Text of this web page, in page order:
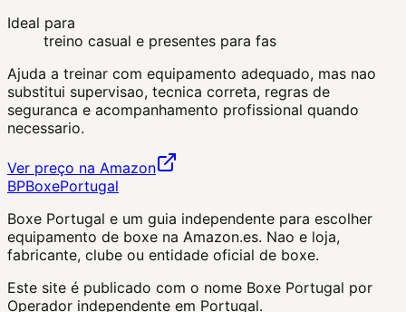
Ideal para
treino casual e presentes para fas
Ajuda a treinar com equipamento adequado, mas nao
substitui supervisao, tecnica correta, regras de
seguranca e acompanhamento profissional quando
necessario.
Ver preço na Amazon
BPBoxePortugal
Boxe Portugal e um guia independente para escolher
equipamento de boxe na Amazon.es. Nao e loja,
fabricante, clube ou entidade oficial de boxe.
Este site é publicado com o nome Boxe Portugal por
Operador independente em Portugal.